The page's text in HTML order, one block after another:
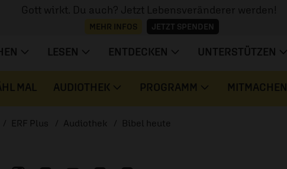
Gott wirkt. Du auch? Jetzt Lebensveränderer werden!
MEHR INFOS JETZT SPENDEN
LESEN ENTDECKEN UNTERSTÜTZEN
MAL AUDIOTHEK PROGRAMM MITMACHEN
ERF Plus Audiothek Bibel heute